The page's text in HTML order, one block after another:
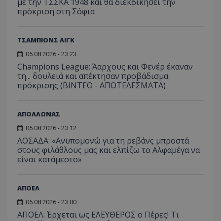
πρόκριση στη Σόφια
ΤΣΑΜΠΙΟΝΣ ΛΙΓΚ
05.08.2026 - 23:23
Champions League: Άαρχους και Φενέρ έκαναν
τη... δουλειά και απέκτησαν προβάδισμα
πρόκρισης (ΒΙΝΤΕΟ - ΑΠΟΤΕΛΕΣΜΑΤΑ)
ΑΠΟΛΛΩΝΑΣ
05.08.2026 - 23:12
ΛΟΣΑΔΑ: «Ανυπομονώ για τη ρεβάνς μπροστά
στους φιλάθλους μας και ελπίζω το Αλφαμέγα να
είναι κατάμεστο»
ΑΠΟΕΛ
05.08.2026 - 23:00
ΑΠΟΕΛ: Έρχεται ως ΕΛΕΥΘΕΡΟΣ ο Πέρες! Τι